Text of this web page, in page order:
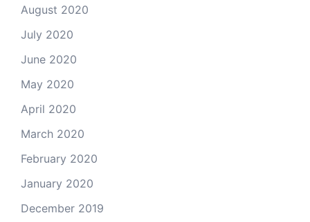
August 2020
July 2020
June 2020
May 2020
April 2020
March 2020
February 2020
January 2020
December 2019